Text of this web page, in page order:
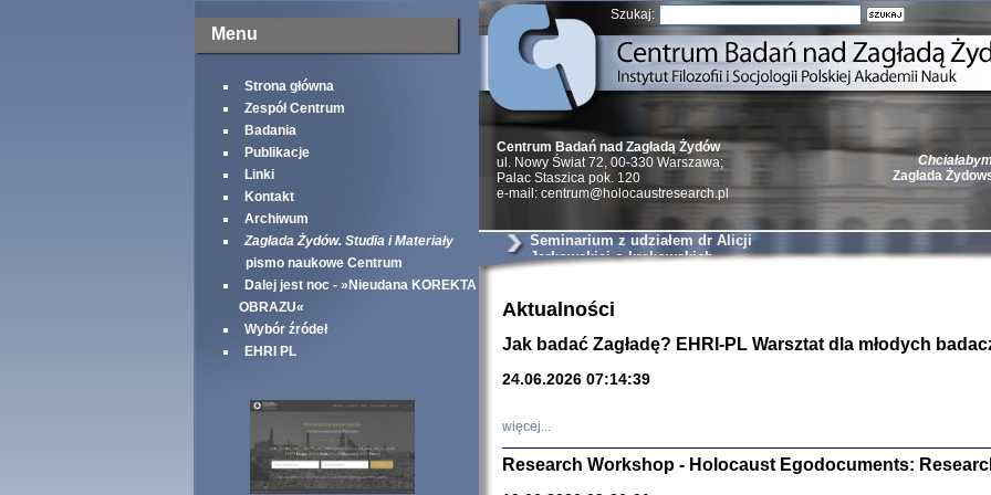
Menu
Strona główna
Zespół Centrum
Badania
Publikacje
Linki
Kontakt
Archiwum
Zagłada Żydów. Studia i Materiały
pismo naukowe Centrum
Dalej jest noc - »Nieudana KOREKTA
OBRAZU«
Wybór źródeł
EHRI PL
Szukaj:
Zagłada
Natalia Aleksiun,
Deborah Dash
Turski, Laurence
Centrum Badań nad Zagładą Żydów
ul. Nowy Świat 72, 00-330 Warszawa;
Palac Staszica pok. 120
e-mail: centrum@holocaustresearch.pl
Seminarium z udziałem dr Alicji
Jarkowskiej o krakowskich
Aktualności
Jak badać Zagładę? EHRI-PL Warsztat dla młodych
24.06.2026 07:14:39
więcej...
Research Workshop - Holocaust Egodocuments: